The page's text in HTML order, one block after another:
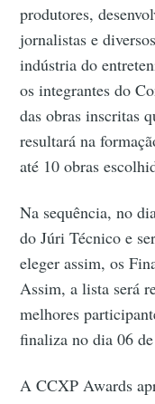
produtores,
jornalistas e
indústria do
os integrantes do
das obras inscritas
resultará na
até 10 obras
Na sequência, no
do Júri Técnico e
eleger assim, os
Assim, a lista será
melhores
finaliza no dia 06
A CCXP Awards